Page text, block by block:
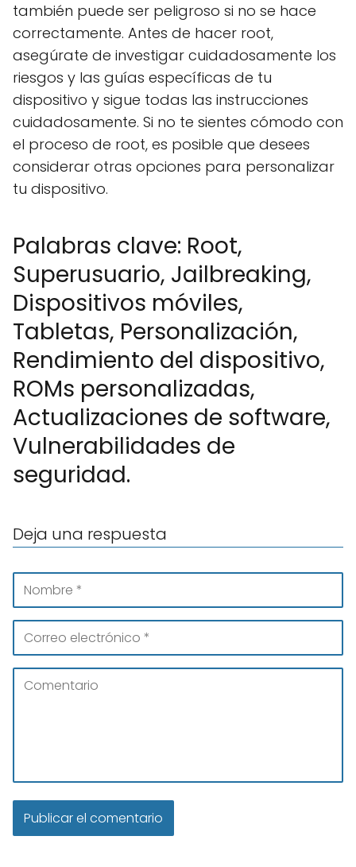
también puede ser peligroso si no se hace
correctamente. Antes de hacer root,
asegúrate de investigar cuidadosamente los
riesgos y las guías específicas de tu
dispositivo y sigue todas las instrucciones
cuidadosamente. Si no te sientes cómodo con
el proceso de root, es posible que desees
considerar otras opciones para personalizar
tu dispositivo.
Palabras clave: Root,
Superusuario, Jailbreaking,
Dispositivos móviles,
Tabletas, Personalización,
Rendimiento del dispositivo,
ROMs personalizadas,
Actualizaciones de software,
Vulnerabilidades de
seguridad.
Deja una respuesta